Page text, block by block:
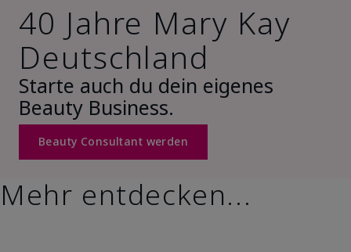
40 Jahre Mary Kay
Deutschland
Starte auch du dein eigenes
Beauty Business.
Beauty Consultant werden
Mehr entdecken...